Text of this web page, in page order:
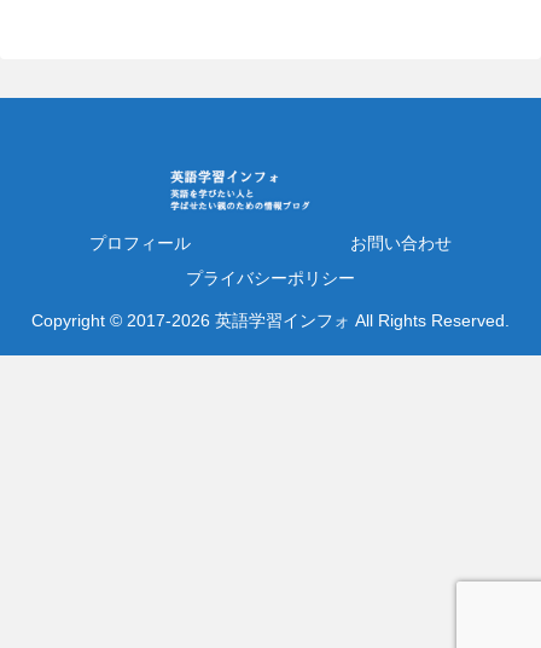
プロフィール
お問い合わせ
プライバシーポリシー
Copyright © 2017-2026 英語学習インフォ All Rights Reserved.